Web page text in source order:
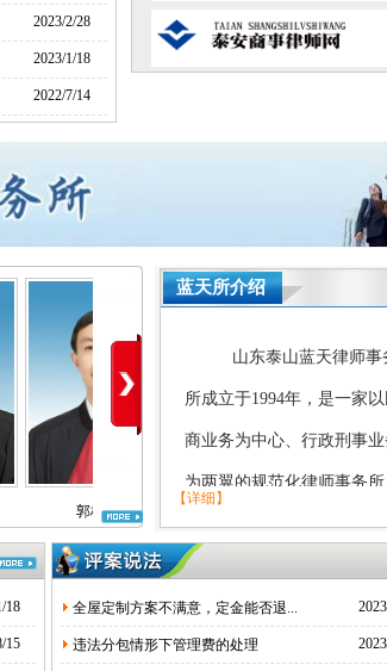
2023/2/28
2023/1/18
2022/7/14
郭桂林
蓝天所介绍
山东泰山蓝天律师事
所成立于1994年，是一家以
商业务为中心、行政刑事业
为两翼的规范化律师事务所
被评为“全国优秀律师事务
所”“全国公共法律服务工作
进单位”“山东省十佳律师事
所”“山东省青年文明号”。
【详细】
18
15
全屋定制方案不满意，定金能否退...
违法分包情形下管理费的处理